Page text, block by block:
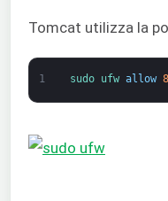
Tomcat utilizza la
1 sudo ufw allow